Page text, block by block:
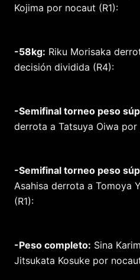
Kojima por nocaut (R1):
-58kg: Riku Morisaka
decisión dividida (R4):
-Semifinal torneo peso
derrota a Tatsuya Oiwa por
-Semifinal torneo peso
Asahisa derrota a Tomoya
(R1):
-Peso completo: Sina
Jitsukata Kosuke por